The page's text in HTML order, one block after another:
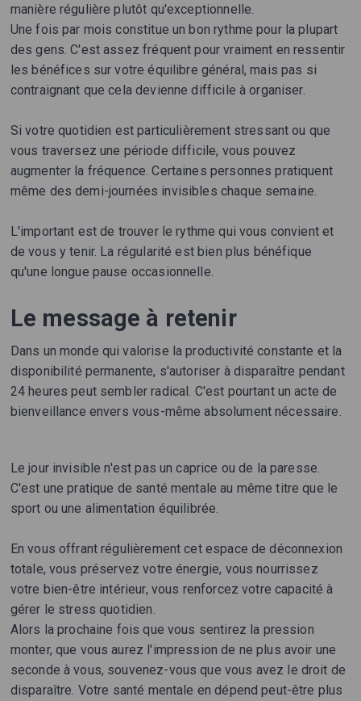
manière régulière plutôt qu'exceptionnelle.
Une fois par mois constitue un bon rythme pour la plupart
des gens. C'est assez fréquent pour vraiment en ressentir
les bénéfices sur votre équilibre général, mais pas si
contraignant que cela devienne difficile à organiser.
Si votre quotidien est particulièrement stressant ou que
vous traversez une période difficile, vous pouvez
augmenter la fréquence. Certaines personnes pratiquent
même des demi-journées invisibles chaque semaine.
L'important est de trouver le rythme qui vous convient et
de vous y tenir. La régularité est bien plus bénéfique
qu'une longue pause occasionnelle.
Le message à retenir
Dans un monde qui valorise la productivité constante et la
disponibilité permanente, s'autoriser à disparaître pendant
24 heures peut sembler radical. C'est pourtant un acte de
bienveillance envers vous-même absolument nécessaire.
Le jour invisible n'est pas un caprice ou de la paresse.
C'est une pratique de santé mentale au même titre que le
sport ou une alimentation équilibrée.
En vous offrant régulièrement cet espace de déconnexion
totale, vous préservez votre énergie, vous nourrissez
votre bien-être intérieur, vous renforcez votre capacité à
gérer le stress quotidien.
Alors la prochaine fois que vous sentirez la pression
monter, que vous aurez l'impression de ne plus avoir une
seconde à vous, souvenez-vous que vous avez le droit de
disparaître. Votre santé mentale en dépend peut-être plus